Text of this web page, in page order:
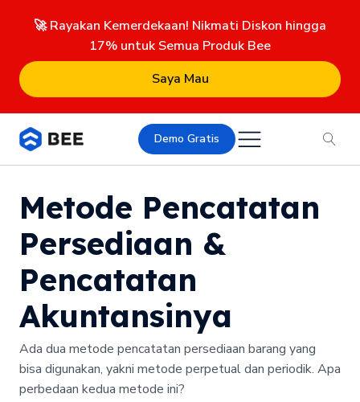
🚀 Rayakan Kemerdekaan! Nikmati Diskon hingga
17% untuk Semua Produk Bee
Saya Mau
Demo Gratis
Metode Pencatatan
Persediaan &
Pencatatan
Akuntansinya
Ada dua metode pencatatan persediaan barang yang
bisa digunakan, yakni metode perpetual dan periodik. Apa
perbedaan kedua metode ini?